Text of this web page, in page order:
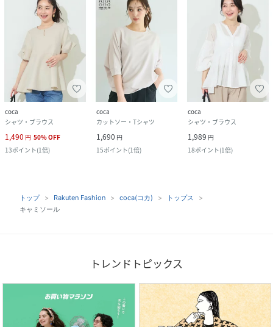
coca
シャツ・ブラウス
1,490 円 50%OFF
13ポイント(1倍)
coca
カットソー・Tシャツ
1,690 円
15ポイント(1倍)
coca
シャツ・ブラウス
1,989 円
18ポイント(1倍)
トップ Rakuten Fashion coca(コカ)
トップス
キャミソール
トレンドトピックス